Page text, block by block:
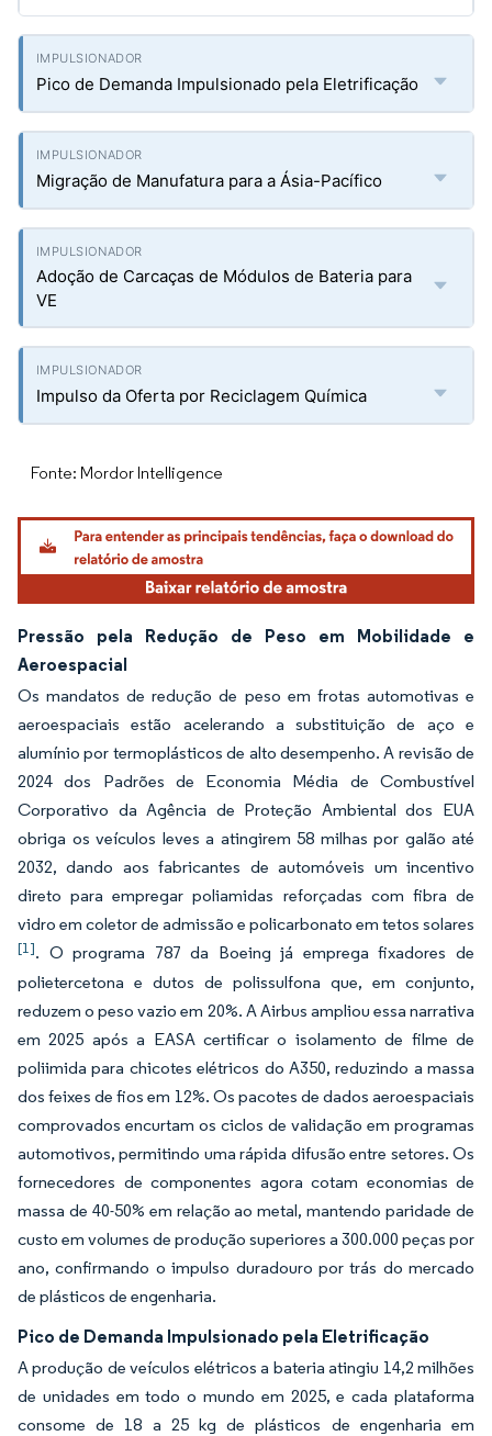
Pico de Demanda Impulsionado pela Eletrificação
Migração de Manufatura para a Ásia-Pacífico
Adoção de Carcaças de Módulos de Bateria para
VE
Impulso da Oferta por Reciclagem Química
Fonte: Mordor Intelligence
Pressão pela Redução de Peso em Mobilidade e
Aeroespacial
Os mandatos de redução de peso em frotas automotivas e
aeroespaciais estão acelerando a substituição de aço e
alumínio por termoplásticos de alto desempenho. A revisão de
2024 dos Padrões de Economia Média de Combustível
Corporativo da Agência de Proteção Ambiental dos EUA
obriga os veículos leves a atingirem 58 milhas por galão até
2032, dando aos fabricantes de automóveis um incentivo
direto para empregar poliamidas reforçadas com fibra de
vidro em coletor de admissão e policarbonato em tetos solares
[1]. O programa 787 da Boeing já emprega fixadores de
polietercetona e dutos de polissulfona que, em conjunto,
reduzem o peso vazio em 20%. A Airbus ampliou essa narrativa
em 2025 após a EASA certificar o isolamento de filme de
poliimida para chicotes elétricos do A350, reduzindo a massa
dos feixes de fios em 12%. Os pacotes de dados aeroespaciais
comprovados encurtam os ciclos de validação em programas
automotivos, permitindo uma rápida difusão entre setores. Os
fornecedores de componentes agora cotam economias de
massa de 40-50% em relação ao metal, mantendo paridade de
custo em volumes de produção superiores a 300.000 peças por
ano, confirmando o impulso duradouro por trás do mercado
de plásticos de engenharia.
Pico de Demanda Impulsionado pela Eletrificação
A produção de veículos elétricos a bateria atingiu 14,2 milhões
de unidades em todo o mundo em 2025, e cada plataforma
consome de 18 a 25 kg de plásticos de engenharia em